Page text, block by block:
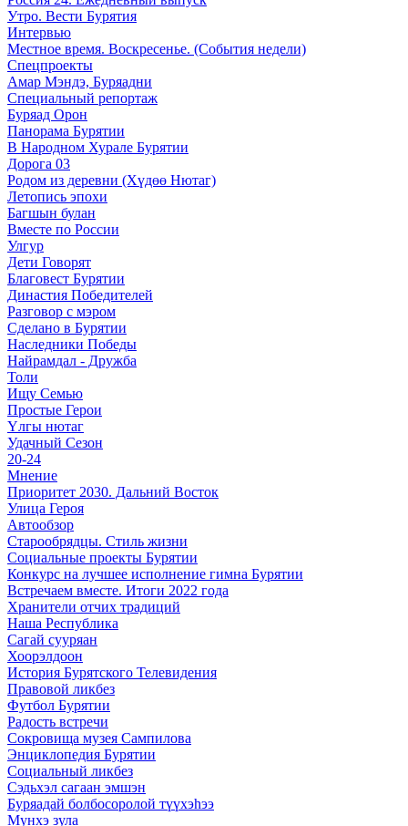
Утро. Вести Бурятия
Интервью
Местное время. Воскресенье. (События недели)
Спецпроекты
Амар Мэндэ, Буряадни
Специальный репортаж
Буряад Орон
Панорама Бурятии
В Народном Хурале Бурятии
Дорога 03
Родом из деревни (Хүдөө Нютаг)
Летопись эпохи
Багшын булан
Вместе по России
Улгур
Дети Говорят
Благовест Бурятии
Династия Победителей
Разговор с мэром
Сделано в Бурятии
Наследники Победы
Найрамдал - Дружба
Толи
Ищу Cемью
Простые Герои
Үлгы нютаг
Удачный Сезон
20-24
Мнение
Приоритет 2030. Дальний Восток
Улица Героя
Автообзор
Старообрядцы. Cтиль жизни
Социальные проекты Бурятии
Конкурс на лучшее исполнение гимна Бурятии
Встречаем вместе. Итоги 2022 года
Хранители отчих традиций
Наша Республика
Сагай сууряан
Хоорэлдоон
История Бурятского Телевидения
Правовой ликбез
Футбол Бурятии
Радость встречи
Сокровища музея Сампилова
Энциклопедия Бурятии
Социальный ликбез
Сэдьхэл сагаан эмшэн
Буряадай болбосоролой түүхэhээ
Мунхэ зула